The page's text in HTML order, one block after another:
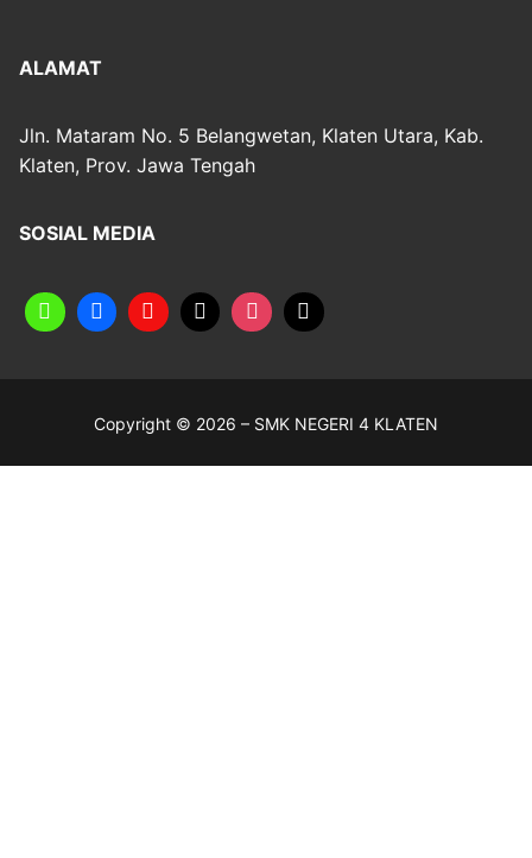
ALAMAT
Jln. Mataram No. 5 Belangwetan, Klaten Utara, Kab.
Klaten, Prov. Jawa Tengah
SOSIAL MEDIA
Copyright © 2026 – SMK NEGERI 4 KLATEN